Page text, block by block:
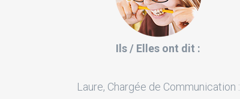
Ils / Elles ont dit :
Laure, Chargée de Communication :